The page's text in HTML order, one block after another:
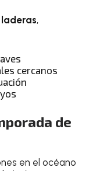
,
cercanos
de
en el océano